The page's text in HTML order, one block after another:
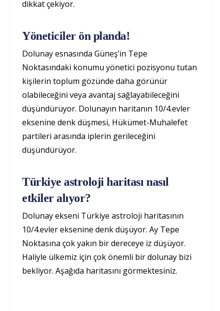
dikkat çekiyor.
Yöneticiler ön planda!
Dolunay esnasında Güneş’in Tepe
Noktasındaki konumu yönetici pozisyonu tutan
kişilerin toplum gözünde daha görünür
olabileceğini veya avantaj sağlayabileceğini
düşündürüyor. Dolunayın haritanın 10/4.evler
eksenine denk düşmesi, Hükümet-Muhalefet
partileri arasında iplerin gerileceğini
düşündürüyor.
Türkiye astroloji haritası nasıl
etkiler alıyor?
Dolunay ekseni Türkiye astroloji haritasının
10/4.evler eksenine denk düşüyor. Ay Tepe
Noktasına çok yakın bir dereceye iz düşüyor.
Haliyle ülkemiz için çok önemli bir dolunay bizi
bekliyor. Aşağıda haritasını görmektesiniz.